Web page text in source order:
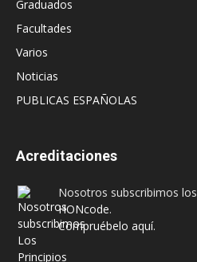
Graduados
Facultades
Varios
Noticias
PUBLICAS ESPAÑOLAS
Acreditaciones
Nosotros subscribimos los
HONcode.
Compruébelo aquí.